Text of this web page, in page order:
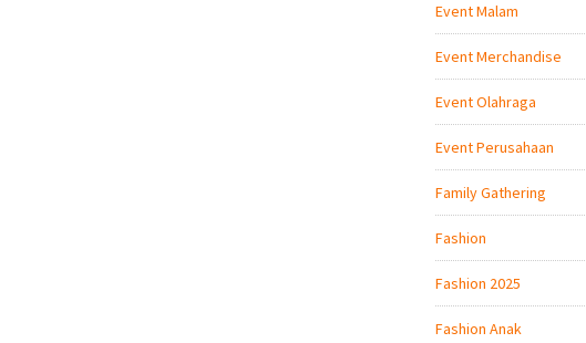
Event Malam
Event Merchandise
Event Olahraga
Event Perusahaan
Family Gathering
Fashion
Fashion 2025
Fashion Anak